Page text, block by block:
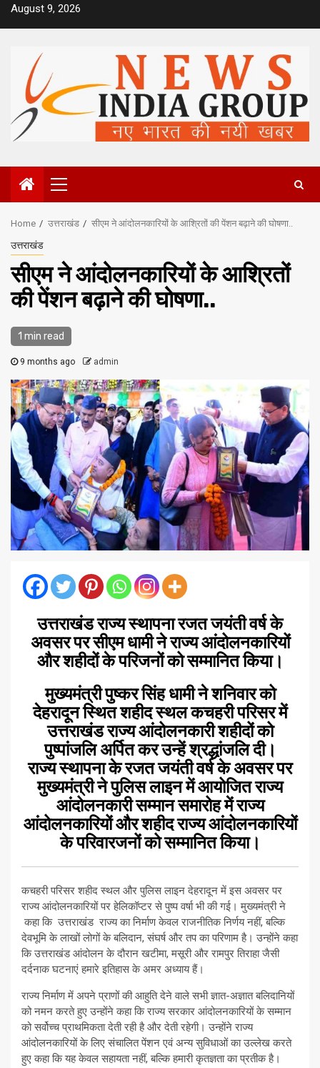
SkipAugust 9, 2026
Primary
Menu
Home उत्तराखंड सीएम ने आंदोलनकारियों के आश्रितों की पेंशन बढ़ाने की घोषणा..
उत्तराखंड
सीएम ने आंदोलनकारियों के आश्रितों
की पेंशन बढ़ाने की घोषणा..
1 min read
9 months ago admin
उत्तराखंड राज्य स्थापना रजत जयंती वर्ष के
अवसर पर सीएम धामी ने राज्य आंदोलनकारियों
और शहीदों के परिजनों को सम्मानित किया।
मुख्यमंत्री पुष्कर सिंह धामी ने शनिवार को
देहरादून स्थित शहीद स्थल कचहरी परिसर में
उत्तराखंड राज्य आंदोलनकारी शहीदों को
पुष्पांजलि अर्पित कर उन्हें श्रद्धांजलि दी।
राज्य स्थापना के रजत जयंती वर्ष के अवसर पर
मुख्यमंत्री ने पुलिस लाइन में आयोजित राज्य
आंदोलनकारी सम्मान समारोह में राज्य
आंदोलनकारियों और शहीद राज्य आंदोलनकारियों
के परिवारजनों को सम्मानित किया।
कचहरी परिसर शहीद स्थल और पुलिस लाइन देहरादून में इस अवसर पर
राज्य आंदोलनकारियों पर हेलिकॉप्टर से पुष्प वर्षा भी की गई। मुख्यमंत्री ने
कहा कि उत्तराखंड राज्य का निर्माण केवल राजनीतिक निर्णय नहीं, बल्कि
देवभूमि के लाखों लोगों के बलिदान, संघर्ष और तप का परिणाम है। उन्होंने कहा
कि उत्तराखंड आंदोलन के दौरान खटीमा, मसूरी और रामपुर तिराहा जैसी
दर्दनाक घटनाएं हमारे इतिहास के अमर अध्याय हैं।
राज्य निर्माण में अपने प्राणों की आहुति देने वाले सभी ज्ञात-अज्ञात बलिदानियों
को नमन करते हुए उन्होंने कहा कि राज्य सरकार आंदोलनकारियों के सम्मान
को सर्वोच्च प्राथमिकता देती रही है और देती रहेगी। उन्होंने राज्य
आंदोलनकारियों के लिए संचालित पेंशन एवं अन्य सुविधाओं का उल्लेख करते
हुए कहा कि यह केवल सहायता नहीं, बल्कि हमारी कृतज्ञता का प्रतीक है।